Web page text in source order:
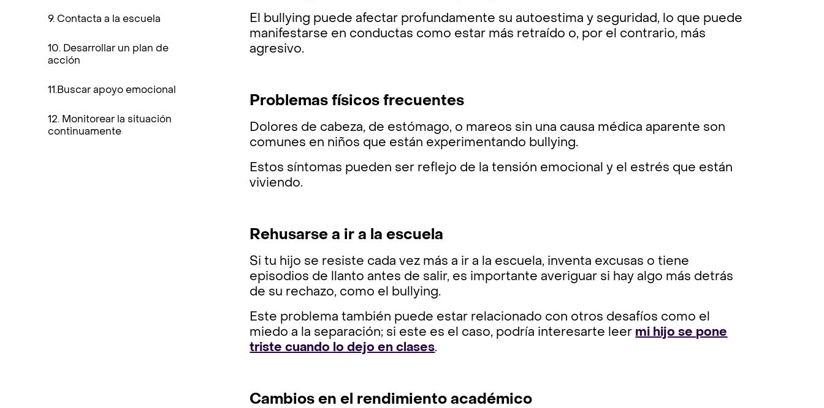
9. Contacta a la escuela
10. Desarrollar un plan de
acción
11.Buscar apoyo emocional
12. Monitorear la situación
continuamente
El bullying puede afectar profundamente su autoestima y seguridad, lo que puede
manifestarse en conductas como estar más retraído o, por el contrario, más
agresivo.
Problemas físicos frecuentes
Dolores de cabeza, de estómago, o mareos sin una causa médica aparente son
comunes en niños que están experimentando bullying.
Estos síntomas pueden ser reflejo de la tensión emocional y el estrés que están
viviendo.
Rehusarse a ir a la escuela
Si tu hijo se resiste cada vez más a ir a la escuela, inventa excusas o tiene
episodios de llanto antes de salir, es importante averiguar si hay algo más detrás
de su rechazo, como el bullying.
Este problema también puede estar relacionado con otros desafíos como el
miedo a la separación; si este es el caso, podría interesarte leer mi hijo se pone
triste cuando lo dejo en clases.
Cambios en el rendimiento académico